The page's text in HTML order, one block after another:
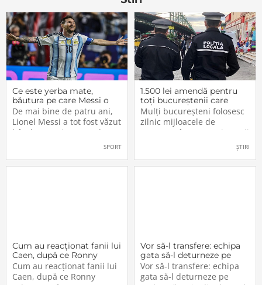
Ce este yerba mate,
băutura pe care Messi o
bea înainte de meciurile
din Campionatul Mondial
2026
De mai bine de patru ani,
Lionel Messi a tot fost văzut
bând un ceai extrem de
popular în Argentina. Este
plantă tradițională sud-
SPORT
1.500 lei amendă pentru
toți bucureștenii care
refuză să facă acest lucru
acum, în 2026.
Mulți bucureșteni folosesc
zilnic mijloacele de
transport în comun, iar unii
dintre ei călătoresc adesea
cu autobuzul sau tramvaiul
fără a plăti un bilet. Iar în
ȘTIRI
Cum au reacționat fanii lui
Caen, după ce Ronny
Labonne a fost prezentat
oficial la FCSB
Cum au reacționat fanii lui
Caen, după ce Ronny
Vor să-l transfere: echipa
gata să-l deturneze pe
Radu Drăgușin din drumul
către Juventus!
Vor să-l transfere: echipa
gata să-l deturneze pe